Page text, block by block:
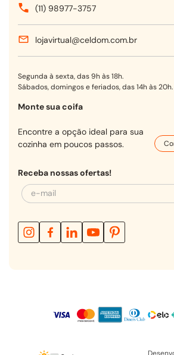
(11) 98977-3757
lojavirtual@celdom.com.br
Segunda à sexta, das 9h às 18h.
Sábados, domingos e feriados, das 14h às 20h.
Monte sua coifa
Encontre a opção ideal para sua
cozinha em poucos passos.
Receba nossas ofertas!